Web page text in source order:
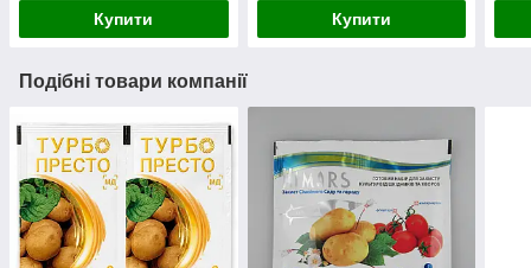
Купити Купити
Подібні товари компанії